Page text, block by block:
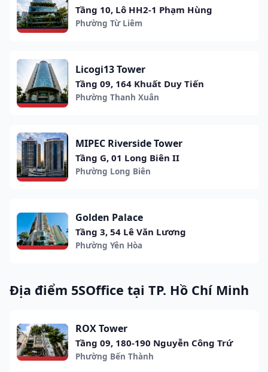
Tầng 10, Lô HH2-1 Phạm Hùng
Phường Từ Liêm
Licogi13 Tower
Tầng 09, 164 Khuất Duy Tiến
Phường Thanh Xuân
MIPEC Riverside Tower
Tầng G, 01 Long Biên II
Phường Long Biên
Golden Palace
Tầng 3, 54 Lê Văn Lương
Phường Yên Hòa
Địa điểm 5SOffice tại TP. Hồ Chí Minh
ROX Tower
Tầng 09, 180-190 Nguyễn Công Trứ
Phường Bến Thành